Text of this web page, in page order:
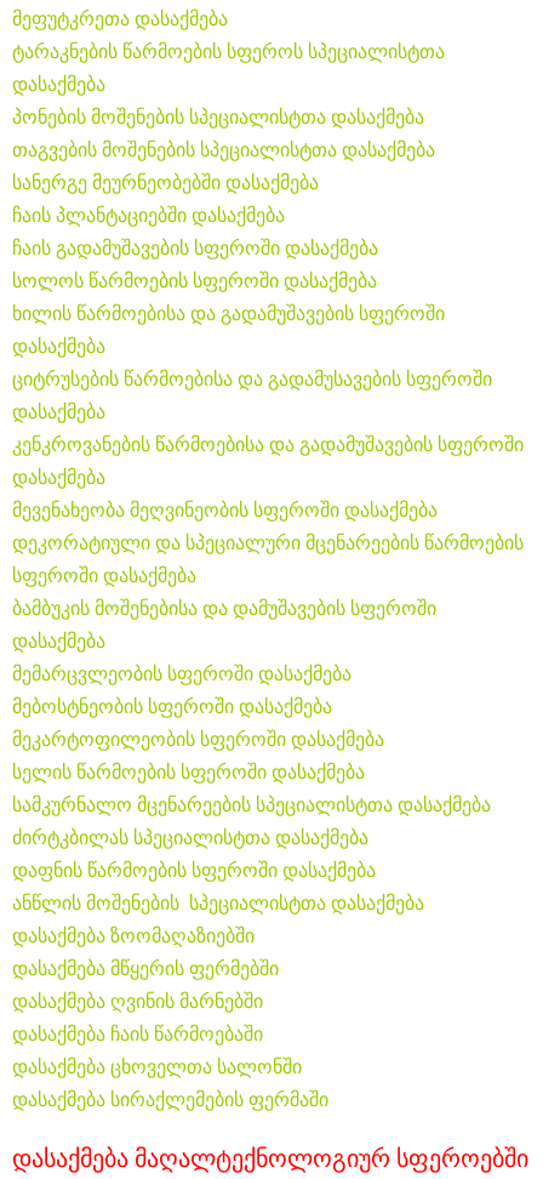
მეფუტკრეთა დასაქმება
ტარაკნების წარმოების სფეროს სპეციალისტთა
დასაქმება
პონების მოშენების სპეციალისტთა დასაქმება
თაგვების მოშენების სპეციალისტთა დასაქმება
სანერგე მეურნეობებში დასაქმება
ჩაის პლანტაციებში დასაქმება
ჩაის გადამუშავების სფეროში დასაქმება
სოლოს წარმოების სფეროში დასაქმება
ხილის წარმოებისა და გადამუშავების სფეროში
დასაქმება
ციტრუსების წარმოებისა და გადამუსავების სფეროში
დასაქმება
კენკროვანების წარმოებისა და გადამუშავების სფეროში
დასაქმება
მევენახეობა მეღვინეობის სფეროში დასაქმება
დეკორატიული და სპეციალური მცენარეების წარმოების
სფეროში დასაქმება
ბამბუკის მოშენებისა და დამუშავების სფეროში
დასაქმება
მემარცვლეობის სფეროში დასაქმება
მებოსტნეობის სფეროში დასაქმება
მეკარტოფილეობის სფეროში დასაქმება
სელის წარმოების სფეროში დასაქმება
სამკურნალო მცენარეების სპეციალისტთა დასაქმება
ძირტკბილას სპეციალისტთა დასაქმება
დაფნის წარმოების სფეროში დასაქმება
ანწლის მოშენების სპეციალისტთა დასაქმება
დასაქმება ზოომაღაზიებში
დასაქმება მწყერის ფერმებში
დასაქმება ღვინის მარნებში
დასაქმება ჩაის წარმოებაში
დასაქმება ცხოველთა სალონში
დასაქმება სირაქლემების ფერმაში
დასაქმება მაღალტექნოლოგიურ სფეროებში